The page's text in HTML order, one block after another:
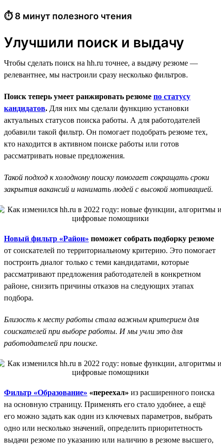
⏱ 8 минут полезного чтения
Улучшили поиск и выдачу
Чтобы сделать поиск на hh.ru точнее, а выдачу резюме —
релевантнее, мы настроили сразу несколько фильтров.
Поиск теперь умеет ранжировать резюме по статусу
кандидатов. Для них мы сделали функцию установки
актуальных статусов поиска работы. А для работодателей
добавили такой фильтр. Он помогает подобрать резюме тех,
кто находится в активном поиске работы или готов
рассматривать новые предложения.
Такой подход к холодному поиску помогает сокращать сроки
закрытия вакансий и нанимать людей с высокой мотивацией.
Новый фильтр «Район» поможет собрать подборку резюме
от соискателей по территориальному критерию. Это помогает
построить диалог только с теми кандидатами, которые
рассматривают предложения работодателей в конкретном
районе, снизить причины отказов на следующих этапах
подбора.
Близость к месту работы стала важным критерием для
соискателей при выборе работы. И мы учли это для
работодателей при поиске.
Фильтр «Образование» «переехал» из расширенного поиска
на основную страницу. Применять его стало удобнее, а ещё
его можно задать как один из ключевых параметров, выбрать
одно или несколько значений, определить приоритетность
выдачи резюме по указанию или наличию в резюме высшего,